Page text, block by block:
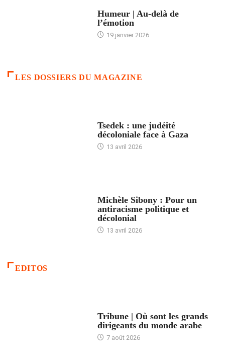
Humeur | Au-delà de
l’émotion
19 janvier 2026
LES DOSSIERS DU MAGAZINE
Tsedek : une judéité
décoloniale face à Gaza
13 avril 2026
Michèle Sibony : Pour un
antiracisme politique et
décolonial
13 avril 2026
EDITOS
Tribune | Où sont les grands
dirigeants du monde arabe
7 août 2026